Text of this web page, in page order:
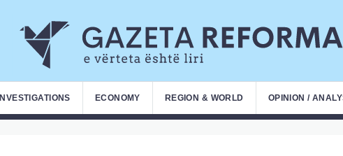
INVESTIGATIONS ECONOMY REGION & WORLD OPINION /